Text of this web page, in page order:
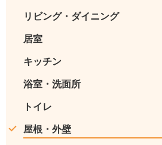
リビング・ダイニング
居室
キッチン
浴室・洗面所
トイレ
屋根・外壁